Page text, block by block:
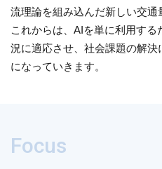
流理論を組み込んだ新しい交通
これからは、AIを単に利用す
況に適応させ、社会課題の解
になっていきます。
Focus